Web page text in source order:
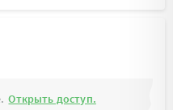
Открыть доступ.